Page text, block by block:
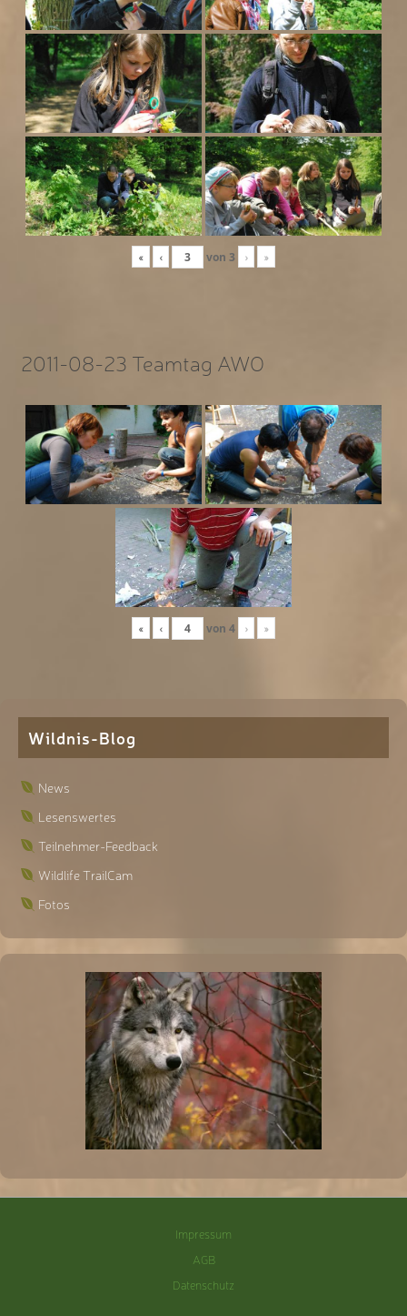
« ‹ von 3 › »
2011-08-23 Teamtag AWO
« ‹ von 4 › »
Wildnis-Blog
News
Lesenswertes
Teilnehmer-Feedback
Wildlife TrailCam
Fotos
Impressum
AGB
Datenschutz